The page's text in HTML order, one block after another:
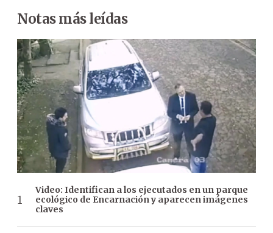
Notas más leídas
Video: Identifican a los ejecutados en un parque
ecológico de Encarnación y aparecen imágenes
claves